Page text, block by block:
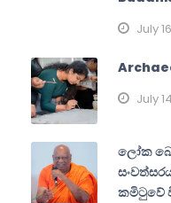
July
July
ලෝක
කමිටුවේ